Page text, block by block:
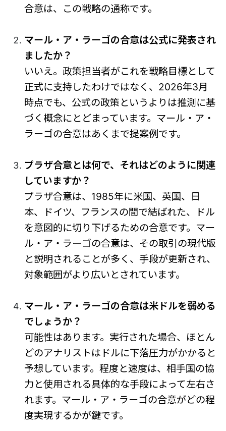
合意は、この戦略の通称です。
マール・ア・ラーゴの合意は公式に発表され
ましたか？
いいえ。政策担当者がこれを戦略目標として
正式に支持したわけではなく、2026年3月
時点でも、公式の政策というよりは推測に基
づく概念にとどまっています。マール・ア・
ラーゴの合意はあくまで提案例です。
プラザ合意とは何で、それはどのように関連
していますか？
プラザ合意は、1985年に米国、英国、日
本、ドイツ、フランスの間で結ばれた、ドル
を意図的に切り下げるための合意です。マー
ル・ア・ラーゴの合意は、その取引の現代版
と説明されることが多く、手段が更新され、
対象範囲がより広いとされています。
マール・ア・ラーゴの合意は米ドルを弱める
でしょうか？
可能性はあります。実行された場合、ほとん
どのアナリストはドルに下落圧力がかかると
予想しています。程度と速度は、相手国の協
力と使用される具体的な手段によって左右さ
れます。マール・ア・ラーゴの合意がどの程
度実現するかが鍵です。